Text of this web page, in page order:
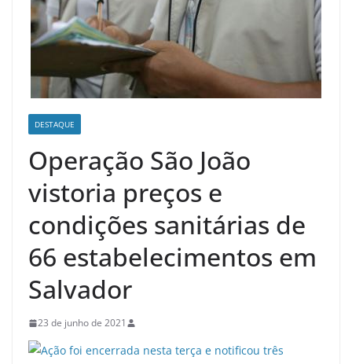
DESTAQUE
Operação São João
vistoria preços e
condições sanitárias de
66 estabelecimentos em
Salvador
23 de junho de 2021